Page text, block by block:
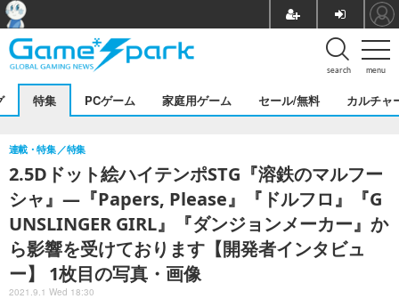
menu
search
特集 PCゲーム 家庭用ゲーム セール/無料 カルチャ
2.5Dドット絵ハイテンポSTG『溶鉄のマルフー
シャ』―『Papers, Please』『ドルフロ』『G
UNSLINGER GIRL』『ダンジョンメーカー』か
ら影響を受けております【開発者インタビュ
ー】 1枚目の写真・画像
連載・特集 特集
2021.9.1 Wed 18:30